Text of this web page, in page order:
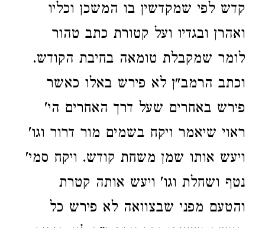
קדש לפי שמקדשין בו המשכן וכליו
ואהרן ובגדיו ועל קטורת כתב טהור
לומר שמקבלת טומאה בחיבת הקודש.
וכתב הרמב"ן לא פירש באלו כאשר
פירש באחרים שעל דרך האחרים הי'
ראוי שיאמר ויקח בשמים מור דרור וגו'
ויעש אותו שמן משחת קודש. ויקח סמי'
נטף ושחלת וגו' ויעש אותה קטרת
והטעם מפני שבצוואה לא פירש כל